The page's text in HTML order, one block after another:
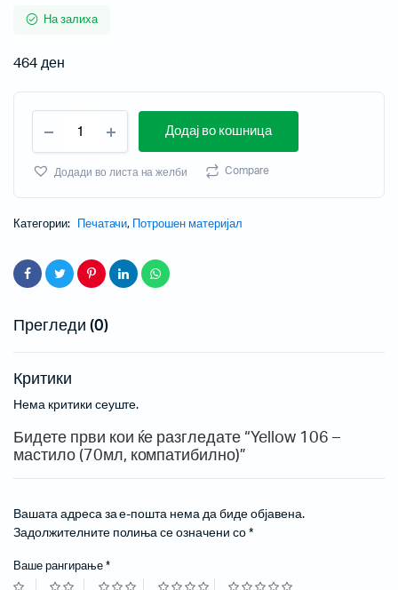
На залиха
464ден
Додај во кошница
Додади во листа на желби Compare
Категории: Печатачи, Потрошен материјал
Прегледи (0)
Критики
Нема критики сеуште.
Бидете први кои ќе разгледате “Yellow 106 –
мастило (70мл, компатибилно)”
Вашата адреса за е-пошта нема да биде објавена.
Задолжителните полиња се означени со *
Ваше рангирање *